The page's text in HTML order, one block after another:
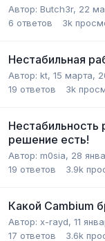
Автор: Butch3r, 22
6 ответов 3k
Нестабильная
Автор: kt, 15 марта,
19 ответов 3k
Нестабильность
решение есть!
Автор: m0sia, 28
19 ответов 3.9k
Какой Cambium
Автор: x-rayd, 11
17 ответов 3.6k